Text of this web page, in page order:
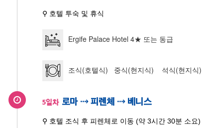
⚲ 호텔 투숙 및 휴식
Ergife Palace Hotel 4★ 또는 동급
조식(호텔식) 중식(현지식) 석식(현지식)
5일차 로마 ⇢ 피렌체 ⇢ 베니스
⚲ 호텔 조식 후 피렌체로 이동 (약 3시간 30분 소요)